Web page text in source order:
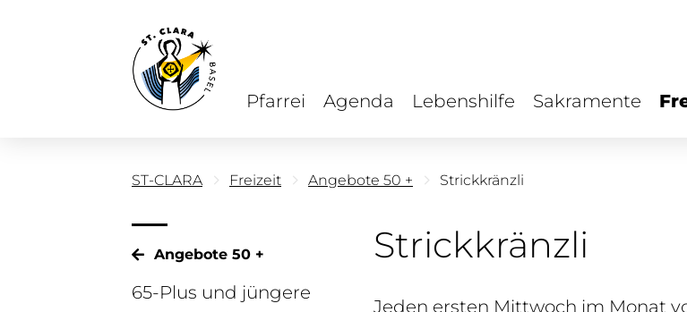
Pfarrei Agenda Lebenshilfe Sakramente
ST-CLARA Freizeit Angebote 50 + Strickkränzli
Angebote 50 +
65-Plus und jüngere
Strickkränzli
Jeden ersten Mittwoch im Monat